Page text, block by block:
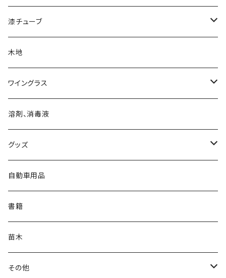
漆チューブ
生漆
透漆
黒呂色漆
朱漆
白漆
木地
ワイングラス
ワイングラス
溶剤、消毒液
グッズ
マスク
バッジ
バッグ
ステンレスボトル
自動車用品
書籍
苗木
その他